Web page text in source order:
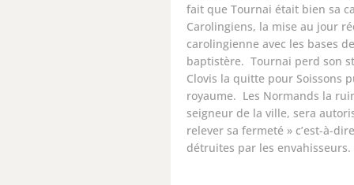
fait que Tournai était bien sa
Carolingiens, la mise au jour
carolingienne avec les bases
baptistère. Tournai perd son
Clovis la quitte pour Soissons
royaume. Les Normands la
seigneur de la ville, sera
relever sa fermeté » c’est-à-
détruites par les envahisseurs.